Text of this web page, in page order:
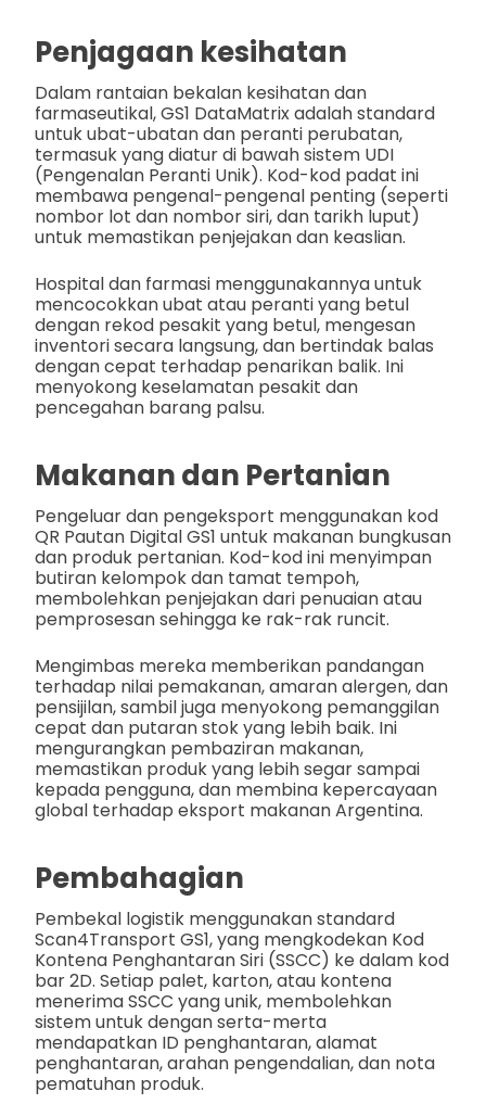
Penjagaan kesihatan
Dalam rantaian bekalan kesihatan dan
farmaseutikal, GS1 DataMatrix adalah standard
untuk ubat-ubatan dan peranti perubatan,
termasuk yang diatur di bawah sistem UDI
(Pengenalan Peranti Unik). Kod-kod padat ini
membawa pengenal-pengenal penting (seperti
nombor lot dan nombor siri, dan tarikh luput)
untuk memastikan penjejakan dan keaslian.
Hospital dan farmasi menggunakannya untuk
mencocokkan ubat atau peranti yang betul
dengan rekod pesakit yang betul, mengesan
inventori secara langsung, dan bertindak balas
dengan cepat terhadap penarikan balik. Ini
menyokong keselamatan pesakit dan
pencegahan barang palsu.
Makanan dan Pertanian
Pengeluar dan pengeksport menggunakan kod
QR Pautan Digital GS1 untuk makanan bungkusan
dan produk pertanian. Kod-kod ini menyimpan
butiran kelompok dan tamat tempoh,
membolehkan penjejakan dari penuaian atau
pemprosesan sehingga ke rak-rak runcit.
Mengimbas mereka memberikan pandangan
terhadap nilai pemakanan, amaran alergen, dan
pensijilan, sambil juga menyokong pemanggilan
cepat dan putaran stok yang lebih baik. Ini
mengurangkan pembaziran makanan,
memastikan produk yang lebih segar sampai
kepada pengguna, dan membina kepercayaan
global terhadap eksport makanan Argentina.
Pembahagian
Pembekal logistik menggunakan standard
Scan4Transport GS1, yang mengkodekan Kod
Kontena Penghantaran Siri (SSCC) ke dalam kod
bar 2D. Setiap palet, karton, atau kontena
menerima SSCC yang unik, membolehkan
sistem untuk dengan serta-merta
mendapatkan ID penghantaran, alamat
penghantaran, arahan pengendalian, dan nota
pematuhan produk.